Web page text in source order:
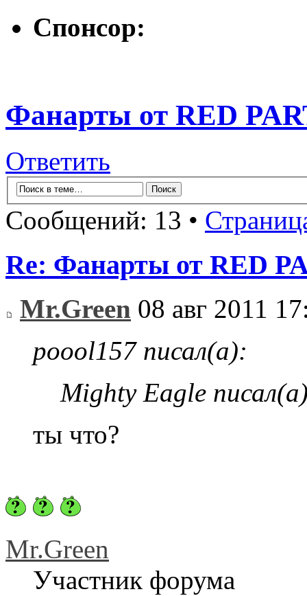
Спонсор:
Фанарты от RED
Ответить
Сообщений: 13 •
Re: Фанарты от RED
Mr.Green 08 авг 2011
poool157 писал(а):
Mighty Eagle
ты что?
Mr.Green
Участник форума